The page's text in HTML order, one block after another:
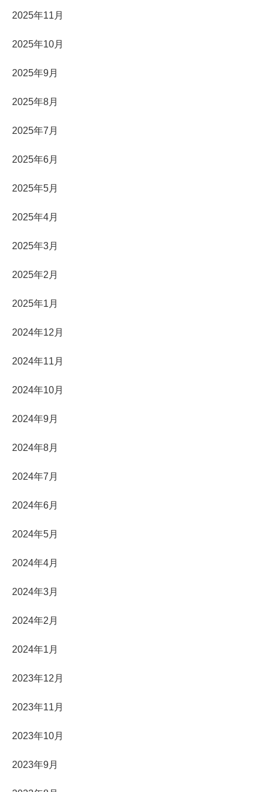
2025年11月
2025年10月
2025年9月
2025年8月
2025年7月
2025年6月
2025年5月
2025年4月
2025年3月
2025年2月
2025年1月
2024年12月
2024年11月
2024年10月
2024年9月
2024年8月
2024年7月
2024年6月
2024年5月
2024年4月
2024年3月
2024年2月
2024年1月
2023年12月
2023年11月
2023年10月
2023年9月